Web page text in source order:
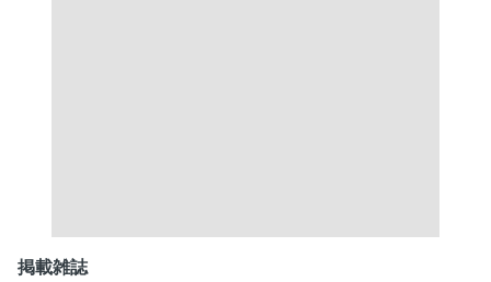
掲載雑誌